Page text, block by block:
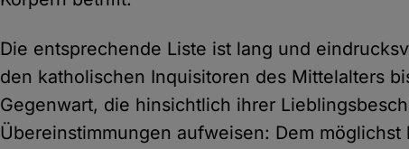
Die entsprechende Liste ist lang und
den katholischen Inquisitoren des Mittelalters
Gegenwart, die hinsichtlich ihrer
Übereinstimmungen aufweisen: Dem